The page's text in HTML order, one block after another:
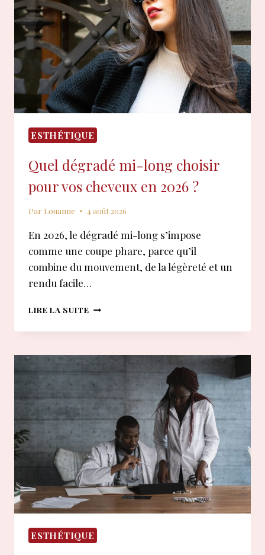
PEAU
MATURE
?
ESTHÉTIQUE
Quel dégradé mi-long choisir
pour vos cheveux en 2026 ?
Par Louanne 4 août 2026
En 2026, le dégradé mi-long s’impose
comme une coupe phare, parce qu’il
combine du mouvement, de la légèreté et un
rendu facile…
LIRE LA SUITE QUEL
MI-
CHOISIR
VOS
EN
2026
?
ESTHÉTIQUE